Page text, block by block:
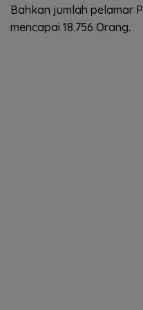
Bahkan jumlah pelamar
mencapai 18.756 Orang.